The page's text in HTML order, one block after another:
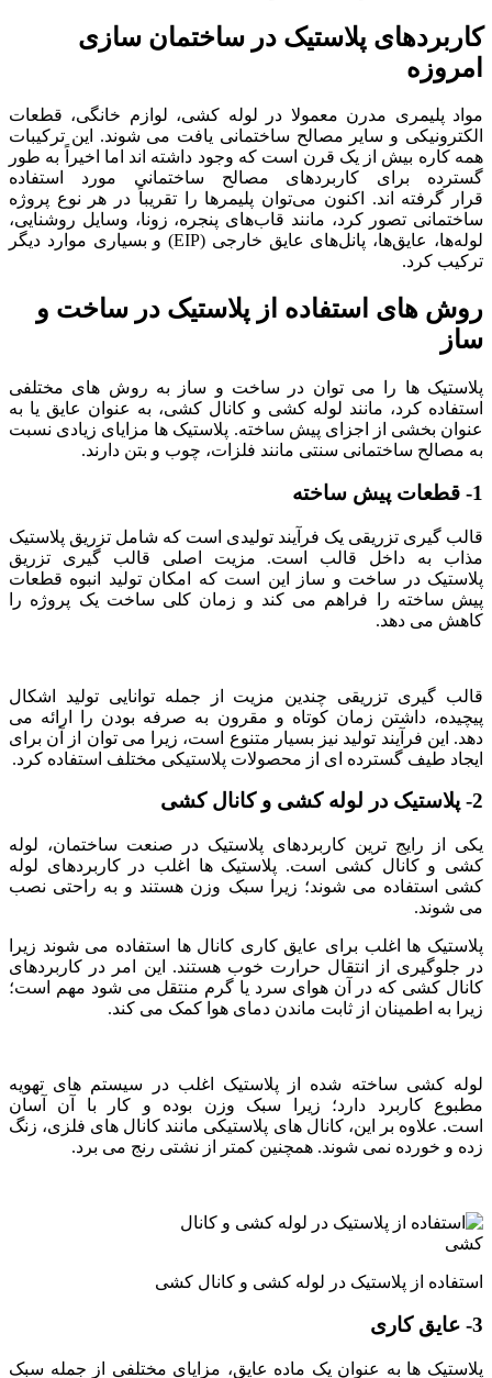
کاربردهای پلاستیک در ساختمان سازی
امروزه
مواد پلیمری مدرن معمولا در لوله کشی، لوازم خانگی، قطعات
الکترونیکی و سایر مصالح ساختمانی یافت می شوند. این ترکیبات
همه کاره بیش از یک قرن است که وجود داشته اند اما اخیراً به طور
گسترده برای کاربردهای مصالح ساختمانی مورد استفاده
قرار گرفته اند. اکنون می‌توان پلیمرها را تقریباً در هر نوع پروژه
ساختمانی تصور کرد، مانند قاب‌های پنجره، زونا، وسایل روشنایی،
لوله‌ها، عایق‌ها، پانل‌های عایق خارجی (EIP) و بسیاری موارد دیگر
ترکیب کرد.
روش های استفاده از پلاستیک در ساخت و
ساز
پلاستیک ها را می توان در ساخت و ساز به روش های مختلفی
استفاده کرد، مانند لوله کشی و کانال کشی، به عنوان عایق یا به
عنوان بخشی از اجزای پیش ساخته. پلاستیک ها مزایای زیادی نسبت
به مصالح ساختمانی سنتی مانند فلزات، چوب و بتن دارند.
1- قطعات پیش ساخته
قالب گیری تزریقی یک فرآیند تولیدی است که شامل تزریق پلاستیک
مذاب به داخل قالب است. مزیت اصلی قالب گیری تزریق
پلاستیک در ساخت و ساز این است که امکان تولید انبوه قطعات
پیش ساخته را فراهم می کند و زمان کلی ساخت یک پروژه را
کاهش می دهد.
قالب گیری تزریقی چندین مزیت از جمله توانایی تولید اشکال
پیچیده، داشتن زمان کوتاه و مقرون به صرفه بودن را ارائه می
دهد. این فرآیند تولید نیز بسیار متنوع است، زیرا می توان از آن برای
ایجاد طیف گسترده ای از محصولات پلاستیکی مختلف استفاده کرد.
2- پلاستیک در لوله کشی و کانال کشی
یکی از رایج ترین کاربردهای پلاستیک در صنعت ساختمان، لوله
کشی و کانال کشی است. پلاستیک ها اغلب در کاربردهای لوله
کشی استفاده می شوند؛ زیرا سبک وزن هستند و به راحتی نصب
می شوند.
پلاستیک ها اغلب برای عایق کاری کانال ها استفاده می شوند زیرا
در جلوگیری از انتقال حرارت خوب هستند. این امر در کاربردهای
کانال کشی که در آن هوای سرد یا گرم منتقل می شود مهم است؛
زیرا به اطمینان از ثابت ماندن دمای هوا کمک می کند.
لوله کشی ساخته شده از پلاستیک اغلب در سیستم های تهویه
مطبوع کاربرد دارد؛ زیرا سبک وزن بوده و کار با آن آسان
است. علاوه بر این، کانال های پلاستیکی مانند کانال های فلزی، زنگ
زده و خورده نمی شوند. همچنین کمتر از نشتی رنج می برد.
استفاده از پلاستیک در لوله کشی و کانال کشی
3- عایق کاری
پلاستیک ها به عنوان یک ماده عایق، مزایای مختلفی از جمله سبک